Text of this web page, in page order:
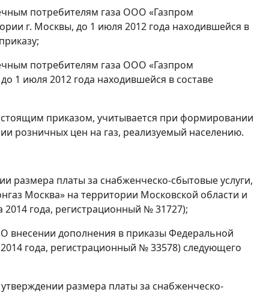
потребителям газа ООО «Газпром
г. Москвы, до 1 июля 2012 года находившейся в
потребителям газа ООО «Газпром
1 июля 2012 года находившейся в составе
приказом, учитывается при формировании
розничных цен на газ, реализуемый населению.
размера платы за снабженческо-сбытовые услуги,
Москва» на территории Московской области и
года, регистрационный № 31727);
внесении дополнения в приказы Федеральной
года, регистрационный № 33578) следующего
размера платы за снабженческо-